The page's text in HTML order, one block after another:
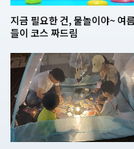
지금 필요한 건, 물놀이야~ 여
들이 코스 짜드림